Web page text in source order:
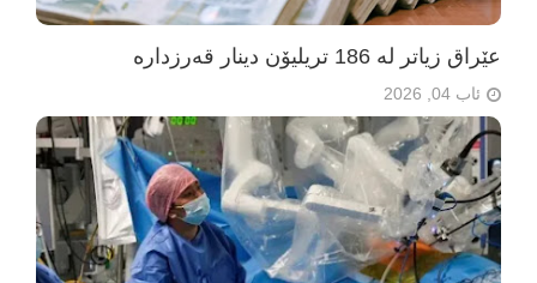
عێراق زیاتر لە 186 تریلیۆن دینار قەرزدارە
ئاب 04, 2026